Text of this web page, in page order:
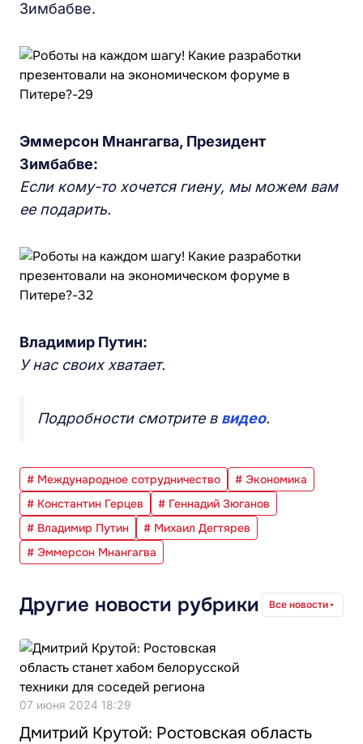
Зимбабве.
Эммерсон Мнангагва, Президент
Зимбабве:
Если кому-то хочется гиену, мы можем вам
ееподарить.
Владимир Путин:
У нас своих хватает.
Подробности смотрите в видео.
# Международное сотрудничество
# Экономика
# Константин Герцев
# Геннадий Зюганов
# Владимир Путин
# Михаил Дегтярев
# Эммерсон Мнангагва
Другие новости рубрики Все новости
07 июня 2024 18:29
Дмитрий Крутой: Ростовская область